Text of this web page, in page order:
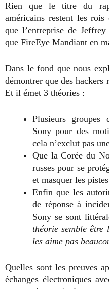
Rien que le titre du
américains restent les
que l’entreprise de
que FireEye Mandiant en
Dans le fond que nous
démontrer que des hackers
Et il émet 3 théories :
Plusieurs groupes
Sony pour des
cela n’exclut pas
Que la Corée du
russes pour se
et masquer les
Enfin que les
de réponse à
Sony se sont
théorie semble
les aime pas
Quelles sont les preuves
échanges électroniques